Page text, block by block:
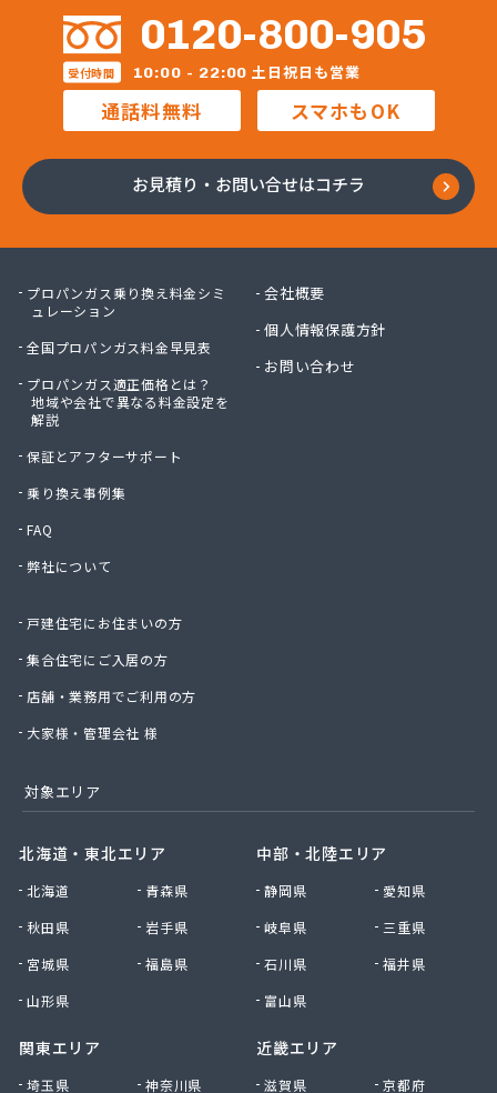
長野日通プロパン販売有限会社
鳥居プロパン
蔦屋山本商店
田中プロパン
田邊エネソシア株式会社 長野営業所
東石油有限会社
日石ガス株式会社長野営業所
NX商事株式会社 長野支店 長野LPガス販売所
冨士クラスタ株式会社 佐久平営業所
冨士クラスタ株式会社 松本営業所
冨士クラスタ株式会社 長野支店
望月ガス株式会社
北信ガス株式会社 上田営業所
北信ガス株式会社 松本営業所
北信石油ガス株式会社
北村商店
北野プロパン住設
堀川産業株式会社 上田営業所
本久石油株式会社 市場団地給油所
有限会社エネ・サイトウ
有限会社キタジマ
有限会社スミシン
有限会社横嶋商店
有限会社丸共農薬プロパン部
有限会社丸山
有限会社丸二商会
有限会社宮下商店
有限会社犬飼燃料店
有限会社古間ラジオテレビ商会
0120-800-905
受付時間 10:00 - 22:00 土日祝日も営業
通話料無料 スマホもOK
お見積り・お問い合せはコチラ
プロパンガス乗り換え料金シミ
ュレーション
全国プロパンガス料金早見表
プロパンガス適正価格とは？
地域や会社で異なる料金設定を
解説
保証とアフターサポート
乗り換え事例集
FAQ
弊社について
戸建住宅にお住まいの方
集合住宅にご入居の方
店舗・業務用でご利用の方
大家様・管理会社 様
会社概要
個人情報保護方針
お問い合わせ
対象エリア
北海道・東北エリア
北海道
青森県
秋田県
岩手県
宮城県
福島県
山形県
関東エリア
埼玉県
神奈川県
中部・北陸エリア
静岡県
愛知県
岐阜県
三重県
石川県
福井県
富山県
近畿エリア
滋賀県
京都府